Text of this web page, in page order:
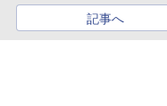
記事へ